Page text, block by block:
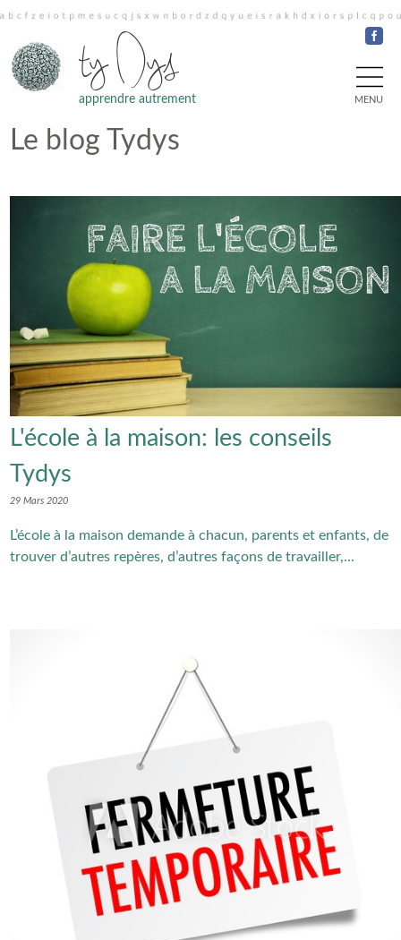
ty Dys
apprendre autrement MENU
Le blog Tydys
L'école à la maison: les conseils
Tydys
29 Mars 2020
L’école à la maison demande à chacun, parents et enfants, de
trouver d’autres repères, d’autres façons de travailler,...